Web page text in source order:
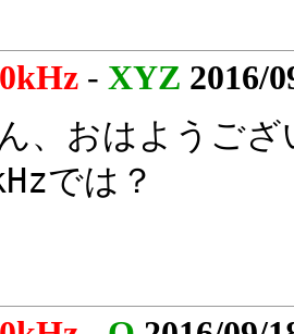
- XYZ 2016/
、おはようござ
では？